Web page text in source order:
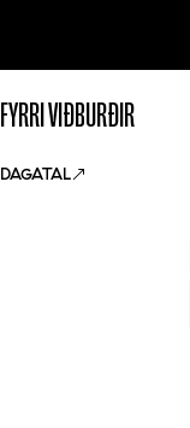
FYRRI VIÐBURÐIR
DAGATAL